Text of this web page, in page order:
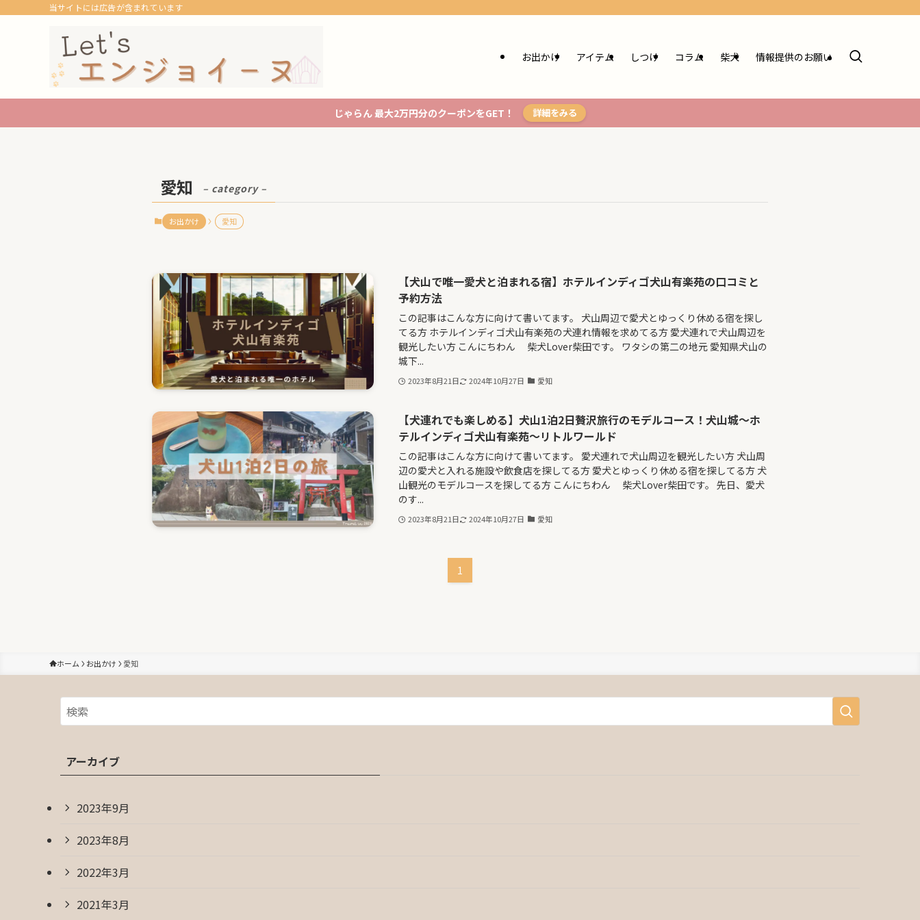
当サイトには広告が含まれています
お出かけ アイテム しつけ コラム 柴犬 情報提供のお願い
じゃらん 最大2万円分のクーポンをGET！ 詳細をみる
愛知 – category –
お出かけ 愛知
【犬山で唯一愛犬と泊まれる宿】ホテルインディゴ犬山有楽苑の口コミと
予約方法
この記事はこんな方に向けて書いてます。 犬山周辺で愛犬とゆっくり休める宿を探し
てる方 ホテルインディゴ犬山有楽苑の犬連れ情報を求めてる方 愛犬連れで犬山周辺を
観光したい方 こんにちわん 柴犬Lover柴田です。 ワタシの第二の地元 愛知県犬山の
城下...
2023年8月21日 2024年10月27日 愛知
【犬連れでも楽しめる】犬山1泊2日贅沢旅行のモデルコース！犬山城～ホ
テルインディゴ犬山有楽苑～リトルワールド
この記事はこんな方に向けて書いてます。 愛犬連れで犬山周辺を観光したい方 犬山周
辺の愛犬と入れる施設や飲食店を探してる方 愛犬とゆっくり休める宿を探してる方 犬
山観光のモデルコースを探してる方 こんにちわん 柴犬Lover柴田です。 先日、愛犬
のす...
2023年8月21日 2024年10月27日 愛知
1
ホーム お出かけ 愛知
アーカイブ
2023年9月
2023年8月
2022年3月
2021年3月